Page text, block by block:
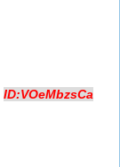
ID:VOeMbzsCa